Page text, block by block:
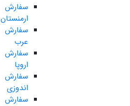
سفارش
ارمنستان
سفارش
عرب
سفارش
اروپا
سفارش
اندوزی
سفارش